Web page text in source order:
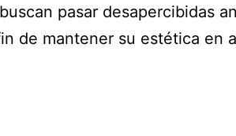
pasar desapercibidas
de mantener su estética en